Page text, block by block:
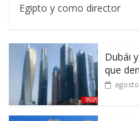
Egipto y como director
Dubái
que